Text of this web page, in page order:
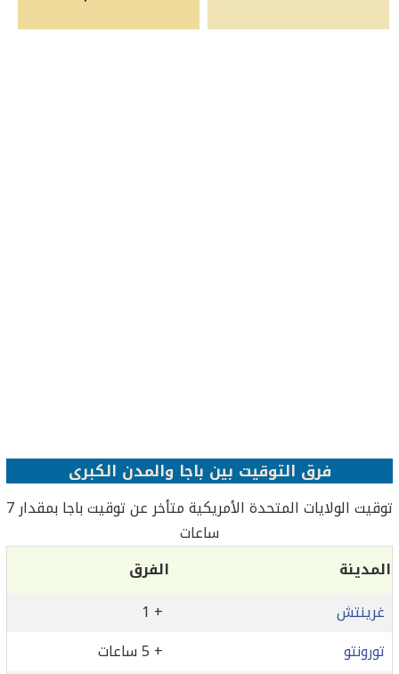
فرق التوقيت بين باجا والمدن الكبرى
توقيت الولايات المتحدة الأمريكية متأخر عن توقيت باجا بمقدار 7
ساعات
المدينة
الفرق
غرينتش
+ 1
تورونتو
+ 5 ساعات